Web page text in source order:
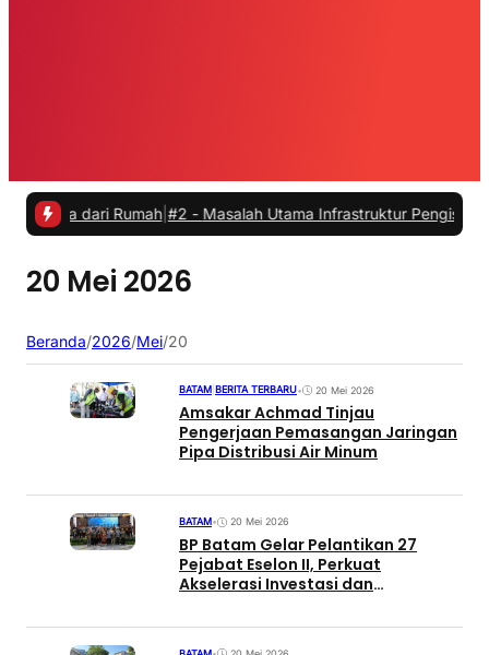
dari Rumah| #2 -Masalah Utama Infrastruktur Pengisian Daya
20 Mei 2026
Beranda/2026/Mei/20
BATAM BERITA TERBARU• 20 Mei 2026
Amsakar Achmad Tinjau
Pengerjaan Pemasangan Jaringan
Pipa Distribusi Air Minum
BATAM• 20 Mei 2026
BP Batam Gelar Pelantikan 27
Pejabat Eselon II, Perkuat
Akselerasi Investasi dan